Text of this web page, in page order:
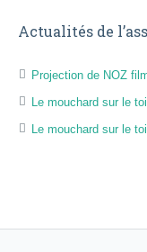
Actualités de
Projection de NOZ
Le mouchard sur le
Le mouchard sur le